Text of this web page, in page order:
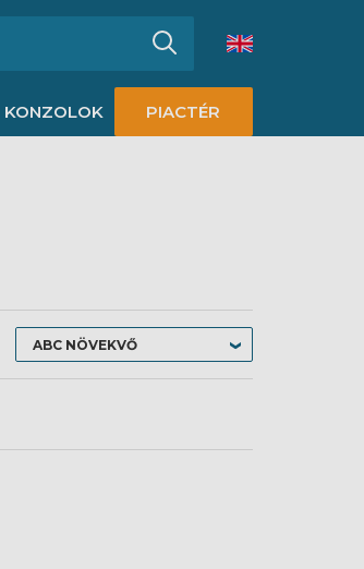
KONZOLOK PIACTÉR